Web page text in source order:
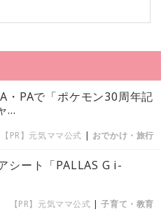
・PAで「ポケモン30周年記
...
【PR】元気ママ公式 | おでかけ・旅行
シート「PALLAS G i-
【PR】元気ママ公式 |子育て・教育